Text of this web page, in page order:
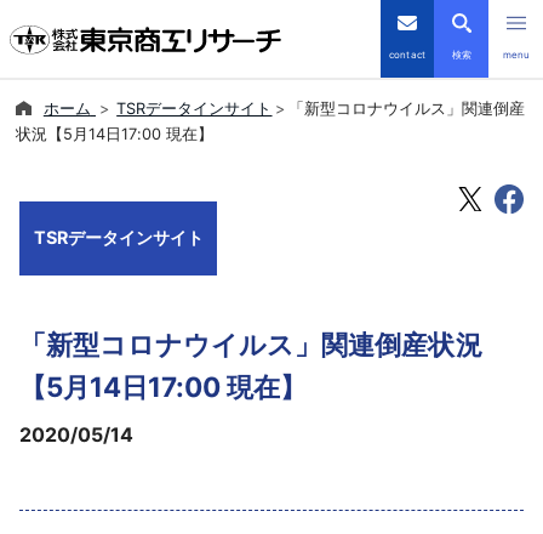
contact 検索 menu
倒産・注目企業情報
会社案内
導入事例
ホーム TSRデータインサイト
「新型コロナウイルス」関連倒産
状況【5月14日17:00 現在】
TSRデータインサイト
「新型コロナウイルス」関連倒産状況
【5月14日17:00 現在】
2020/05/14